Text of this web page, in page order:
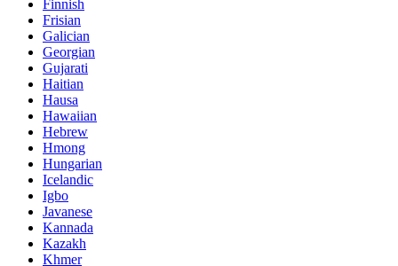
Finnish
Frisian
Galician
Georgian
Gujarati
Haitian
Hausa
Hawaiian
Hebrew
Hmong
Hungarian
Icelandic
Igbo
Javanese
Kannada
Kazakh
Khmer